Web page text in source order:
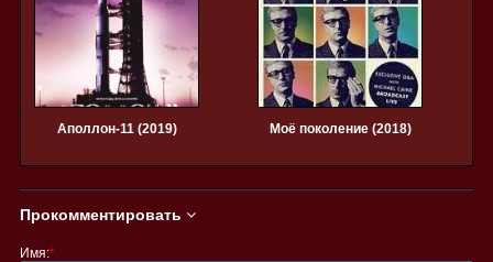
Аполлон-11 (2019) Моё поколение (2018)
Прокомментировать
Имя:*